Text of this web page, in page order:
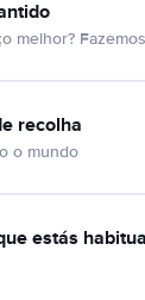
melhor?
recolha
o mundo
estás